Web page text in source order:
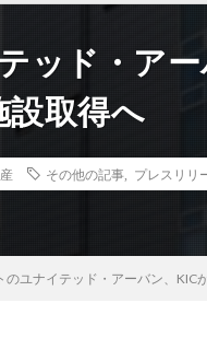
ッド・ア
設取得へ
その他の記事 プレスリリ
のユナイテッド・アーバン、KIC